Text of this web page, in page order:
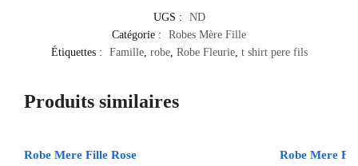
UGS :
ND
Catégorie :
Robes Mère Fille
Étiquettes :
Famille, robe, Robe Fleurie, t shirt pere fils
Produits similaires
Robe Mere Fille Rose Robe Mere